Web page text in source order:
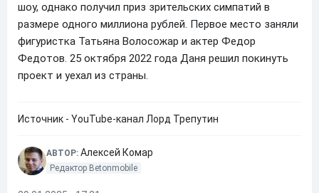
шоу, однако получил приз зрительских симпатий в
размере одного миллиона рублей. Первое место заняли
фигуристка Татьяна Волосожар и актер Федор
Федотов. 25 октября 2022 года Даня решил покинуть
проект и уехал из страны.
Источник - YouTube-канал Лорд Трепутин
АВТОР: Алексей Комар
Редактор Betonmobile